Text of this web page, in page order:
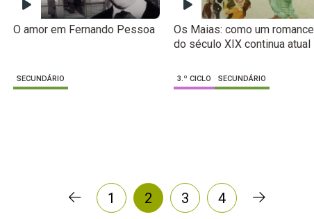
O amor em Fernando Pessoa
SECUNDÁRIO
Os Maias: como um romance
do século XIX continua atual
3.º CICLO SECUNDÁRIO
1 2 3 4